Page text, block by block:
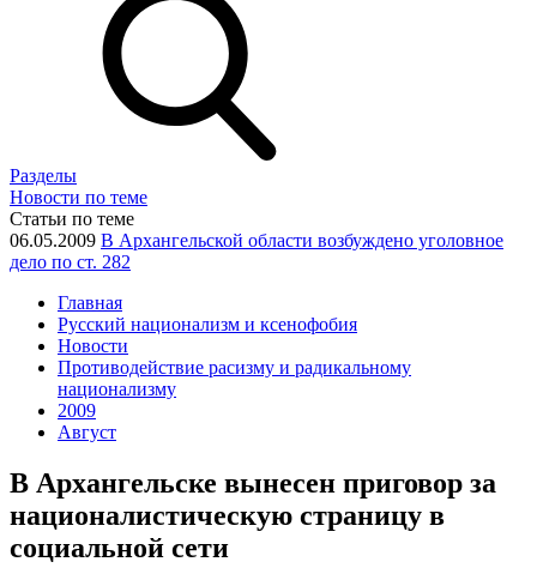
Разделы
Новости по теме
Статьи по теме
06.05.2009 В Архангельской области возбуждено уголовное
дело по ст. 282
Главная
Русский национализм и ксенофобия
Новости
Противодействие расизму и радикальному
национализму
2009
Август
В Архангельске вынесен приговор за
националистическую страницу в
социальной сети